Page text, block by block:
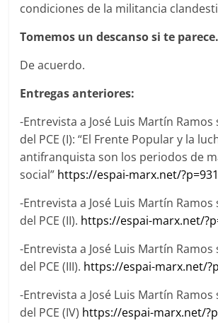
condiciones de la militancia
Tomemos un descanso si te parece.
De acuerdo.
Entregas anteriores:
-Entrevista a José Luis Martín
del PCE (I): “El Frente Popular y la
antifranquista son los periodos de
social” https://espai-marx.net/
-Entrevista a José Luis Martín
del PCE (II). https://espai-marx.net/
-Entrevista a José Luis Martín
del PCE (III). https://espai-marx.net/
-Entrevista a José Luis Martín
del PCE (IV) https://espai-marx.net/